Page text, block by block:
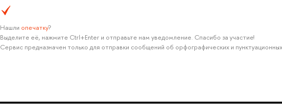
Нашли опечатку?
Выделите её, нажмите Ctrl+Enter и отправьте нам уведомление. Спасибо за участие!
Сервис предназначен только для отправки сообщений об орфографических и